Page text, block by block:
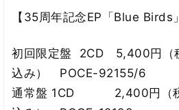
【35周年記念EP「Blue Birds
初回限定盤 2CD 5,400円（
込み） POCE-92155/6
通常盤 1CD 2,400円（税